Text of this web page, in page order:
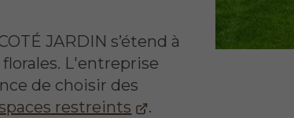
JARDIN s’étend à
L'entreprise
de choisir des
restreints
.